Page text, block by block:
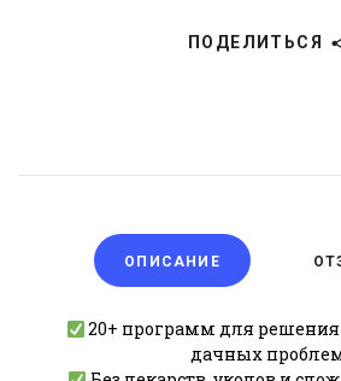
ПОДЕЛИТЬСЯ
ОПИСАНИЕ
20+ программ для
дачных